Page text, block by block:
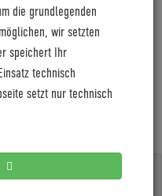
die grundlegenden
wir setzten
speichert Ihr
technisch
setzt nur technisch
Media
Search